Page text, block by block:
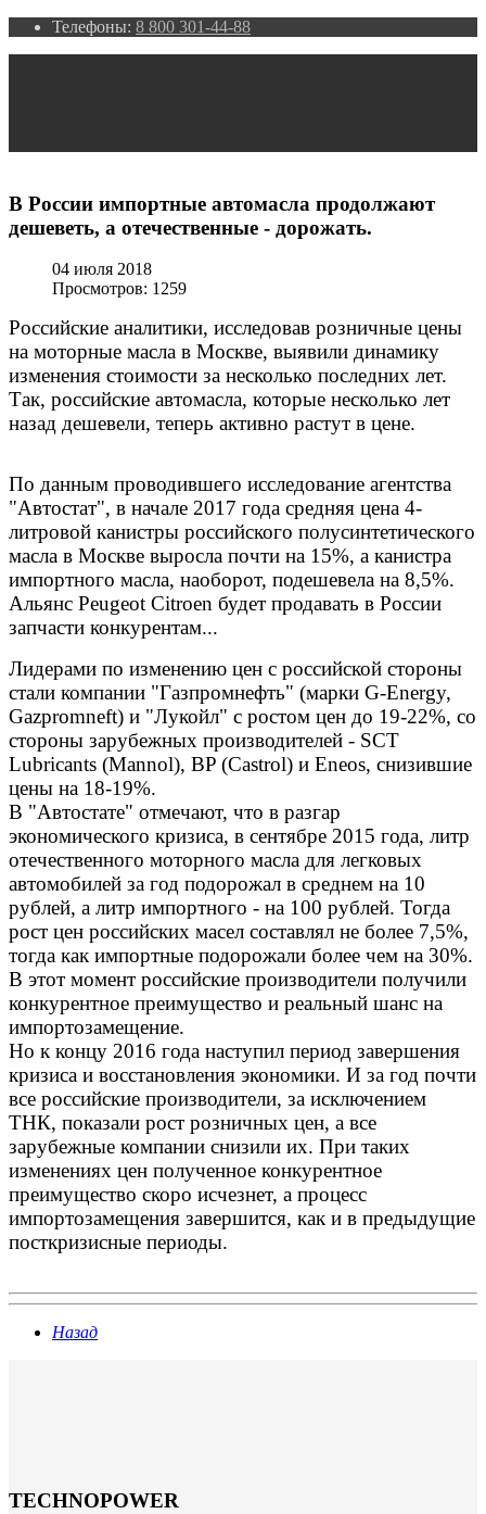
Телефоны: 8 800 301-44-88
В России импортные автомасла продолжают
дешеветь, а отечественные - дорожать.
04 июля 2018
Просмотров: 1259
Российские аналитики, исследовав розничные цены
на моторные масла в Москве, выявили динамику
изменения стоимости за несколько последних лет.
Так, российские автомасла, которые несколько лет
назад дешевели, теперь активно растут в цене.
По данным проводившего исследование агентства
"Автостат", в начале 2017 года средняя цена 4-
литровой канистры российского полусинтетического
масла в Москве выросла почти на 15%, а канистра
импортного масла, наоборот, подешевела на 8,5%.
Альянс Peugeot Citroen будет продавать в России
запчасти конкурентам...
Лидерами по изменению цен с российской стороны
стали компании "Газпромнефть" (марки G-Energy,
Gazpromneft) и "Лукойл" с ростом цен до 19-22%, со
стороны зарубежных производителей - SCT
Lubricants (Mannol), BP (Castrol) и Eneos, снизившие
цены на 18-19%.
В "Автостате" отмечают, что в разгар
экономического кризиса, в сентябре 2015 года, литр
отечественного моторного масла для легковых
автомобилей за год подорожал в среднем на 10
рублей, а литр импортного - на 100 рублей. Тогда
рост цен российских масел составлял не более 7,5%,
тогда как импортные подорожали более чем на 30%.
В этот момент российские производители получили
конкурентное преимущество и реальный шанс на
импортозамещение.
Но к концу 2016 года наступил период завершения
кризиса и восстановления экономики. И за год почти
все российские производители, за исключением
ТНК, показали рост розничных цен, а все
зарубежные компании снизили их. При таких
изменениях цен полученное конкурентное
преимущество скоро исчезнет, а процесс
импортозамещения завершится, как и в предыдущие
посткризисные периоды.
Назад
TECHNOPOWER